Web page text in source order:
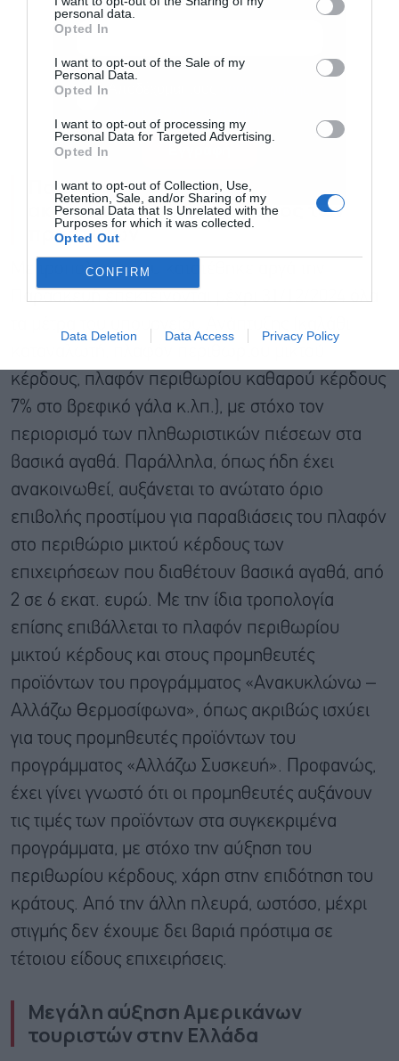
personal data.
Opted In
I want to opt-out of the Sale of my
Personal Data.
Opted In
I want to opt-out of processing my
Personal Data for Targeted Advertising.
Opted In
I want to opt-out of Collection, Use,
Retention, Sale, and/or Sharing of my
Personal Data that Is Unrelated with the
Purposes for which it was collected.
Opted Out
CONFIRM
Data Deletion Data Access Privacy Policy
Παράταση των μέτρων για την
ακρίβεια και τριπλασιασμός των
προστίμων
Με τροπολογία που κατατέθηκε αργά την
Παρασκευή επεκτείνονται μέχρι 31/12/2024 όλα
τα μέτρα του υπουργείου Ανάπτυξης (καλάθι
κέρδους, πλαφόν περιθωρίου καθαρού κέρδους
7% στο βρεφικό γάλα κ.λπ.), με στόχο τον
περιορισμό των πληθωριστικών πιέσεων στα
βασικά αγαθά. Παράλληλα, όπως ήδη έχει
ανακοινωθεί, αυξάνεται το ανώτατο όριο
επιβολής προστίμου για παραβιάσεις του πλαφόν
στο περιθώριο μικτού κέρδους των
επιχειρήσεων που διαθέτουν βασικά αγαθά, από
2 σε 6 εκατ. ευρώ. Με την ίδια τροπολογία
επίσης επιβάλλεται το πλαφόν περιθωρίου
μικτού κέρδους και στους προμηθευτές
προϊόντων του προγράμματος «Ανακυκλώνω –
Αλλάζω Θερμοσίφωνα», όπως ακριβώς ισχύει
για τους προμηθευτές προϊόντων του
προγράμματος «Αλλάζω Συσκευή». Προφανώς,
έχει γίνει γνωστό ότι οι προμηθευτές αυξάνουν
τις τιμές των προϊόντων στα συγκεκριμένα
προγράμματα, με στόχο την αύξηση του
περιθωρίου κέρδους, χάρη στην επιδότηση του
κράτους. Από την άλλη πλευρά, ωστόσο, μέχρι
στιγμής δεν έχουμε δει βαριά πρόστιμα σε
τέτοιου είδους επιχειρήσεις.
Μεγάλη αύξηση Αμερικάνων
τουριστών στην Ελλάδα
Αποδέχομαι τους